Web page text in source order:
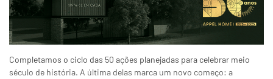
Completamos o ciclo das 50 ações planejadas para celebrar meio
século de história. A última delas marca um novo começo: a